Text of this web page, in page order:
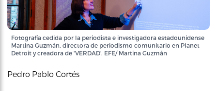
Fotografía cedida por la periodista e investigadora estadounidense
Martina Guzmán, directora de periodismo comunitario en Planet
Detroit y creadora de 'VERDAD'. EFE/ Martina Guzmán
Pedro Pablo Cortés